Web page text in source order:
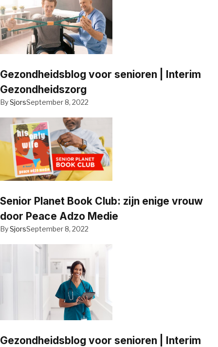
Gezondheidsblog voor senioren | Interim
Gezondheidszorg
BySjorsSeptember 8, 2022
Senior Planet Book Club: zijn enige vrouw
door Peace Adzo Medie
BySjorsSeptember 8, 2022
Gezondheidsblog voor senioren | Interim